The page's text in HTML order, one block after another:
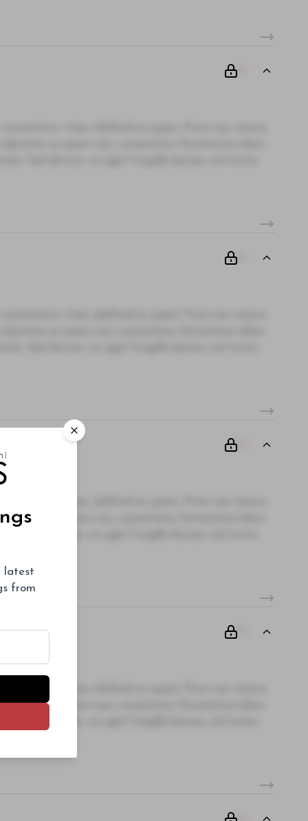
00
ac quam non, consectetur fermentum diam.
00
ac quam non, consectetur fermentum diam.
00
vitae, eleifend ac quam. Proin nec mauris
ac quam non, consectetur fermentum diam.
Sed dictum, mi eget fringilla lacinia, nisl tortor
00
vitae, eleifend ac quam. Proin nec mauris
ac quam non, consectetur fermentum diam.
Sed dictum, mi eget fringilla lacinia, nisl tortor
00
latest
from